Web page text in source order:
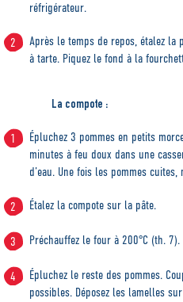
réfrigérateur.
Après le temps de repos, étalez la
à tarte. Piquez le fond à la
La compote :
Épluchez 3 pommes en petits
minutes à feu doux dans une
d’eau. Une fois les pommes cuites,
Étalez la compote sur la pâte.
Préchauffez le four à 200°C (th. 7).
Épluchez le reste des pommes.
possibles. Déposez les lamelles